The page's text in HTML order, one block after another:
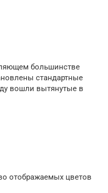
большинстве
стандартные
вошли вытянутые в
отображаемых цветов